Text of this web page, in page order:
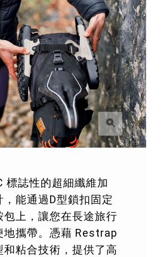
標誌性的超細纖維加
，能通過D型鎖扣固定
包上，讓您在長途旅行
地攜帶。憑藉 Restrap
和粘合技術，提供了高